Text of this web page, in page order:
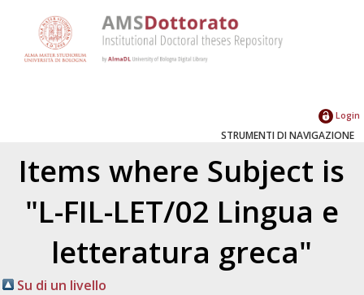
Login
STRUMENTI DI NAVIGAZIONE
Items where Subject is
"L-FIL-LET/02 Lingua e
letteratura greca"
Su di un livello